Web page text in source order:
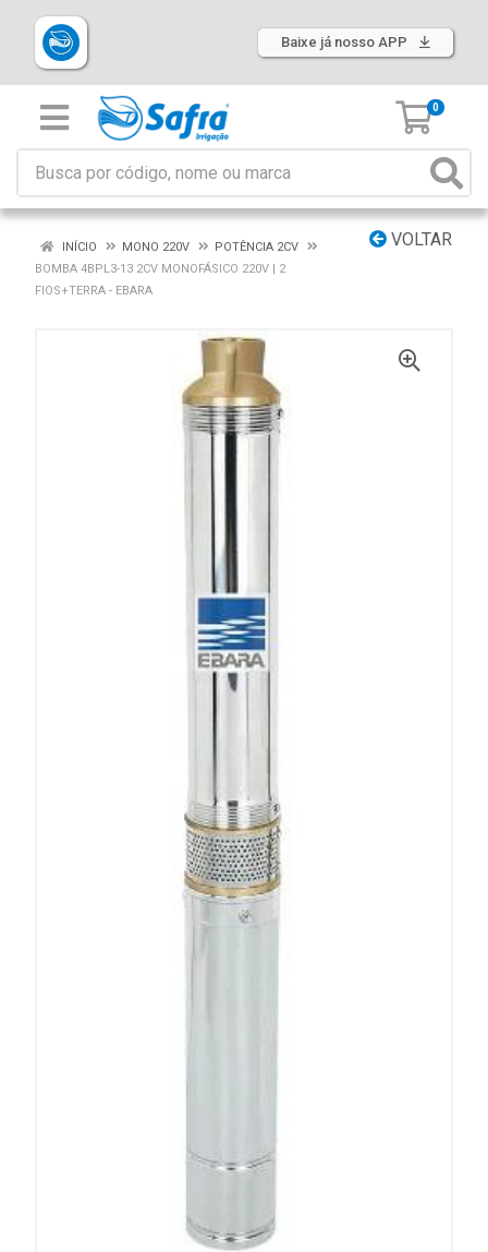
Baixe já nosso APP
0
VOLTAR
INÍCIO MONO 220V
POTÊNCIA 2CV
BOMBA 4BPL3-13 2CV MONOFÁSICO 220V | 2
FIOS+TERRA - EBARA